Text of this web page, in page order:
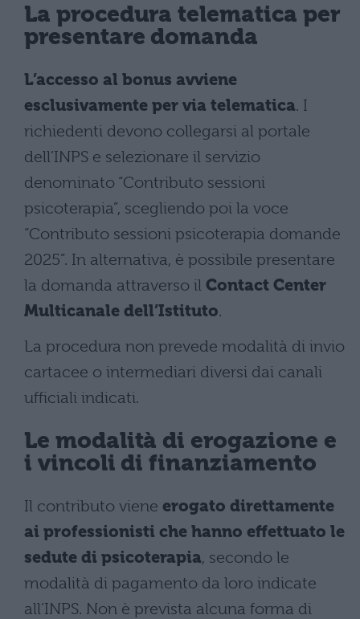
La procedura telematica per
presentare domanda
L’accesso al bonus avviene
esclusivamente per via telematica. I
richiedenti devono collegarsi al portale
dell’INPS e selezionare il servizio
denominato “Contributo sessioni
psicoterapia”, scegliendo poi la voce
“Contributo sessioni psicoterapia domande
2025”. In alternativa, è possibile presentare
la domanda attraverso il Contact Center
Multicanale dell’Istituto.
La procedura non prevede modalità di invio
cartacee o intermediari diversi dai canali
ufficiali indicati.
Le modalità di erogazione e
i vincoli di finanziamento
Il contributo viene erogato direttamente
ai professionisti che hanno effettuato le
sedute di psicoterapia, secondo le
modalità di pagamento da loro indicate
all’INPS. Non è prevista alcuna forma di